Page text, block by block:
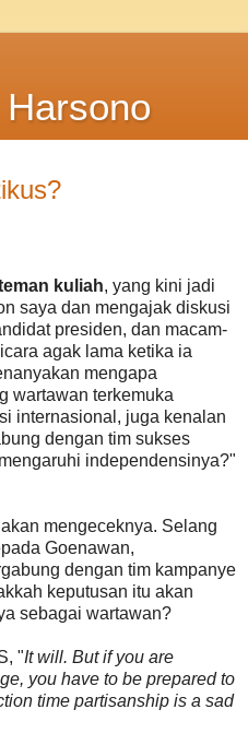
kuliah, yang kini jadi
saya dan mengajak diskusi
presiden, dan macam-
agak lama ketika ia
mengapa
wartawan terkemuka
internasional, juga kenalan
dengan tim sukses
independensinya?"
mengeceknya. Selang
Goenawan,
dengan tim kampanye
keputusan itu akan
sebagai wartawan?
"It will. But if you are
you have to be prepared to
time partisanship is a sad